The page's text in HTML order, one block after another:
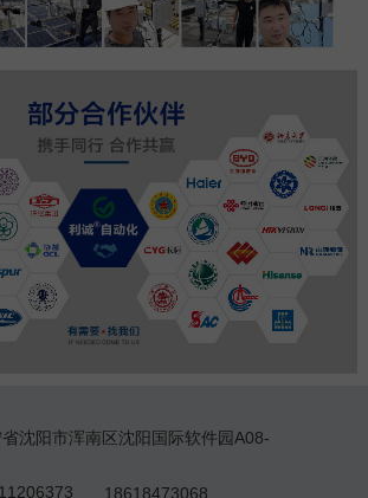
沈阳市浑南区沈阳国际软件园A08-
18618473068